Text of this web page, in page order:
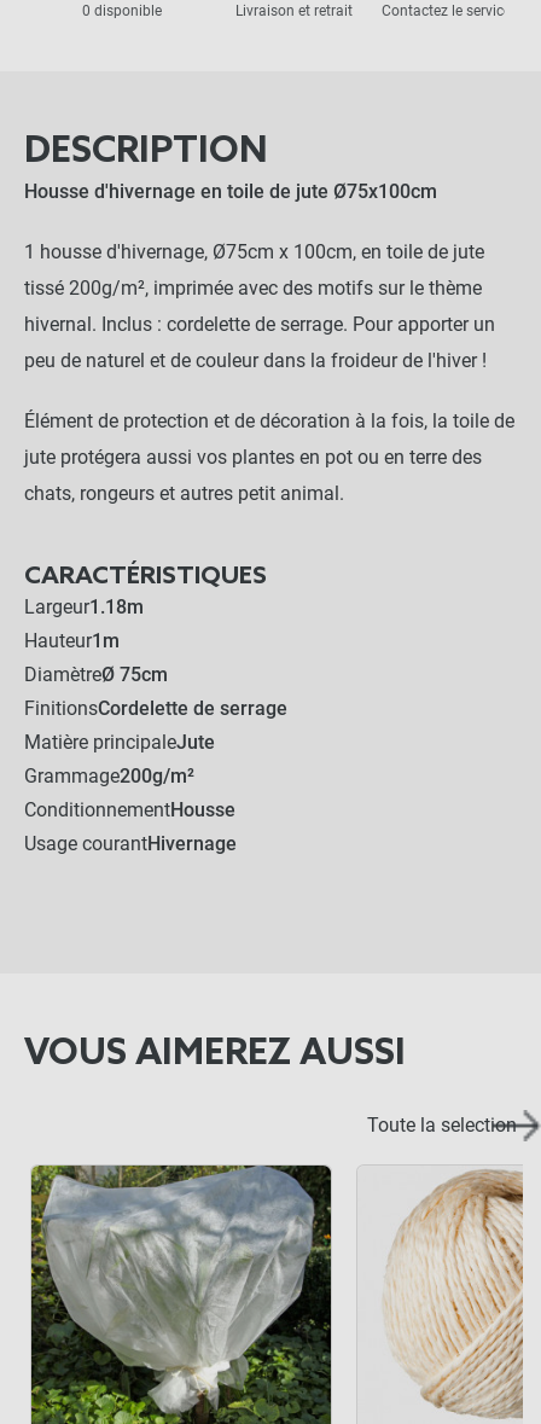
0 disponible Livraison et retrait Contactez le service
DESCRIPTION
Housse d'hivernage en toile de jute Ø75x100cm
1 housse d'hivernage, Ø75cm x 100cm, en toile de jute
tissé 200g/m², imprimée avec des motifs sur le thème
hivernal. Inclus : cordelette de serrage. Pour apporter un
peu de naturel et de couleur dans la froideur de l'hiver !
Élément de protection et de décoration à la fois, la toile de
jute protégera aussi vos plantes en pot ou en terre des
chats, rongeurs et autres petit animal.
CARACTÉRISTIQUES
Largeur1.18m
Hauteur1m
DiamètreØ 75cm
FinitionsCordelette de serrage
Matière principaleJute
Grammage200g/m²
ConditionnementHousse
Usage courantHivernage
VOUS AIMEREZ AUSSI
Toute la selection